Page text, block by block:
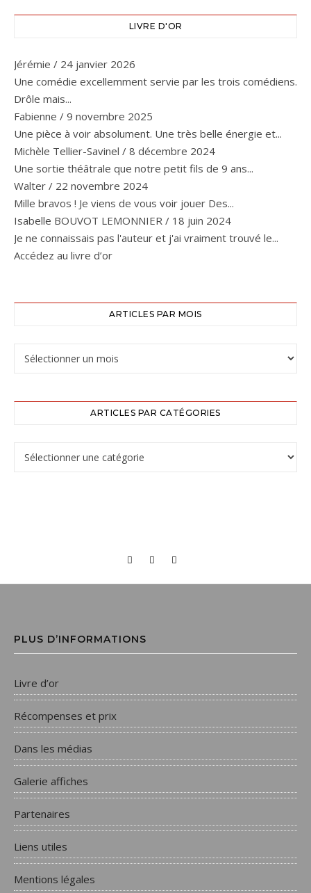
LIVRE D'OR
Jérémie / 24 janvier 2026
Une comédie excellemment servie par les trois comédiens.
Drôle mais...
Fabienne / 9 novembre 2025
Une pièce à voir absolument. Une très belle énergie et...
Michèle Tellier-Savinel / 8 décembre 2024
Une sortie théâtrale que notre petit fils de 9 ans...
Walter / 22 novembre 2024
Mille bravos ! Je viens de vous voir jouer Des...
Isabelle BOUVOT LEMONNIER / 18 juin 2024
Je ne connaissais pas l'auteur et j'ai vraiment trouvé le...
Accédez au livre d’or
ARTICLES PAR MOIS
ARTICLES PAR CATÉGORIES
PLUS D’INFORMATIONS
Livre d’or
Récompenses et prix
Dans les médias
Galerie affiches
Partenaires
Liens utiles
Mentions légales